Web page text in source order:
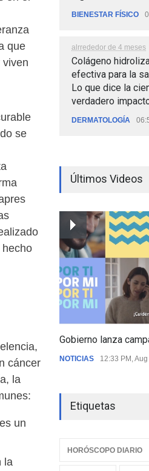
que
viven
se
cáncer
la
un
la
BIENESTAR FÍSICO
alrrededor de 4 meses
Colágeno
efectiva para la
Lo que dice la
verdadero
DERMATOLOGÍA
Últimos Videos
Gobierno lanza
NOTICIAS 12:33 PM,
Etiquetas
HORÓSCOPO DIARIO